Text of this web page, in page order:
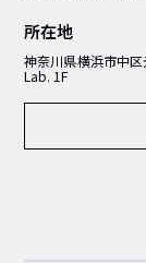
所在地
神奈川県横浜市中区
Lab. 1F